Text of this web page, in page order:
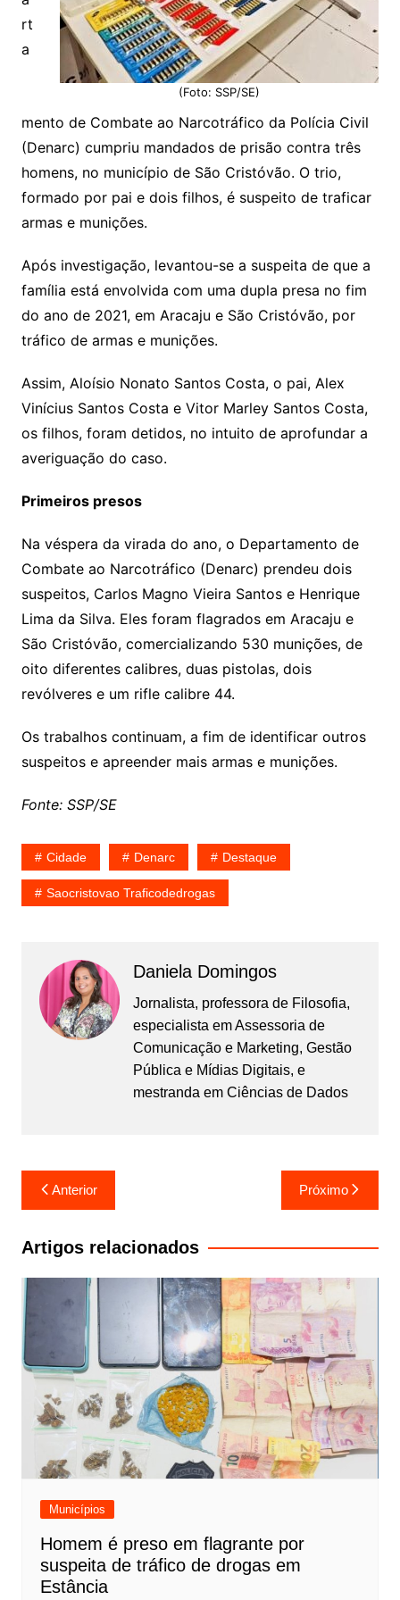
(Foto: SSP/SE)
rt
a
mento de Combate ao Narcotráfico da Polícia Civil
(Denarc) cumpriu mandados de prisão contra três
homens, no município de São Cristóvão. O trio,
formado por pai e dois filhos, é suspeito de traficar
armas e munições.
Após investigação, levantou-se a suspeita de que a
família está envolvida com uma dupla presa no fim
do ano de 2021, em Aracaju e São Cristóvão, por
tráfico de armas e munições.
Assim, Aloísio Nonato Santos Costa, o pai, Alex
Vinícius Santos Costa e Vitor Marley Santos Costa,
os filhos, foram detidos, no intuito de aprofundar a
averiguação do caso.
Primeiros presos
Na véspera da virada do ano, o Departamento de
Combate ao Narcotráfico (Denarc) prendeu dois
suspeitos, Carlos Magno Vieira Santos e Henrique
Lima da Silva. Eles foram flagrados em Aracaju e
São Cristóvão, comercializando 530 munições, de
oito diferentes calibres, duas pistolas, dois
revólveres e um rifle calibre 44.
Os trabalhos continuam, a fim de identificar outros
suspeitos e apreender mais armas e munições.
Fonte: SSP/SE
Cidade Denarc Destaque
Saocristovao Traficodedrogas
Daniela Domingos
Jornalista, professora de Filosofia,
especialista em Assessoria de
Comunicação e Marketing, Gestão
Pública e Mídias Digitais, e
mestranda em Ciências de Dados
Navegação
de
Post
Anterior Próximo
Artigos relacionados
Municípios
Homem é preso em flagrante por
suspeita de tráfico de drogas em
Estância